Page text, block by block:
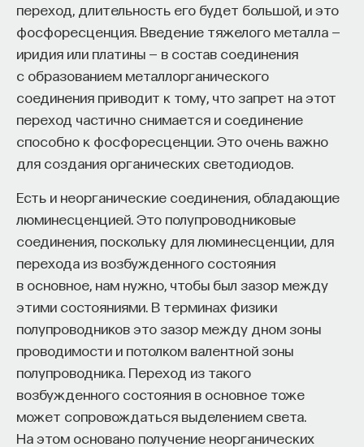
переход, длительность его будет большой, и это
фосфоресценция. Введение тяжелого металла —
иридия или платины — в состав соединения
с образованием металлорганического
соединения приводит к тому, что запрет на этот
переход частично снимается и соединение
способно к фосфоресценции. Это очень важно
для создания органических светодиодов.
Есть и неорганические соединения, обладающие
люминесценцией. Это полупроводниковые
соединения, поскольку для люминесценции, для
перехода из возбужденного состояния
в основное, нам нужно, чтобы был зазор между
этими состояниями. В терминах физики
полупроводников это зазор между дном зоны
проводимости и потолком валентной зоны
полупроводника. Переход из такого
возбужденного состояния в основное тоже
может сопровождаться выделением света.
На этом основано получение неорганических